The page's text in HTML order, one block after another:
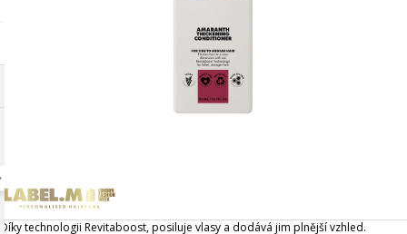
Díky technologii Revitaboost, posiluje vlasy a dodává jim plnější vzhled.